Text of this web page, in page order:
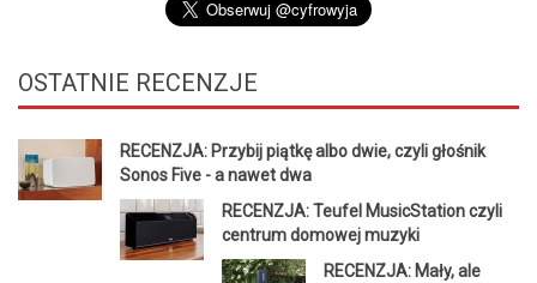
OSTATNIE RECENZJE
RECENZJA: Przybij piątkę albo dwie, czyli głośnik
Sonos Five - a nawet dwa
RECENZJA: Teufel MusicStation czyli
centrum domowej muzyki
RECENZJA: Mały, ale